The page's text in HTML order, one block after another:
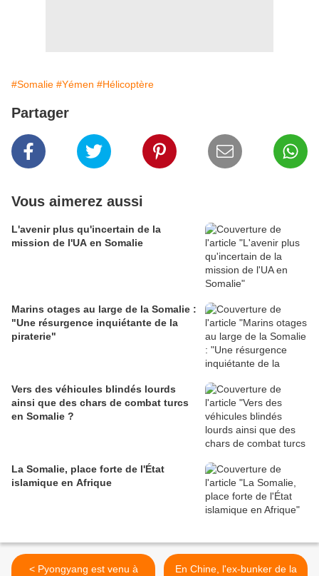
#Somalie #Yémen #Hélicoptère
Partager
Vous aimerez aussi
L'avenir plus qu'incertain de la
mission de l'UA en Somalie
Marins otages au large de la Somalie :
"Une résurgence inquiétante de la
piraterie"
Vers des véhicules blindés lourds
ainsi que des chars de combat turcs
en Somalie ?
La Somalie, place forte de l'État
islamique en Afrique
< Pyongyang est venu à
En Chine, l'ex-bunker de la